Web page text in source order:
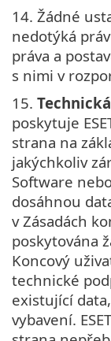
14. Žádné
nedotýká
práva a
s nimi v
15.
poskytuje
strana na
jakýchkoliv
Software
dosáhnou
v Zásadách
poskytována
Koncový
technické
existující
vybavení.